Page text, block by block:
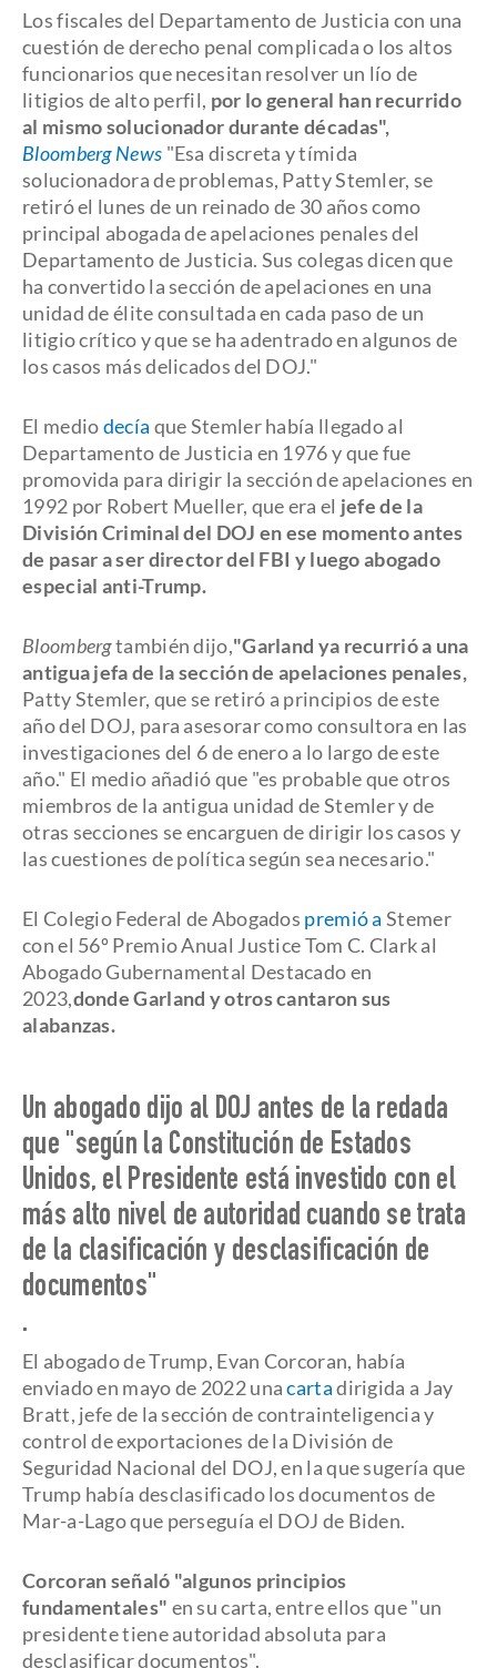
Los fiscales del Departamento de Justicia con una
cuestión de derecho penal complicada o los altos
funcionarios que necesitan resolver un lío de
litigios de alto perfil, por lo general han recurrido
al mismo solucionador durante décadas",
Bloomberg News "Esa discreta y tímida
solucionadora de problemas, Patty Stemler, se
retiró el lunes de un reinado de 30 años como
principal abogada de apelaciones penales del
Departamento de Justicia. Sus colegas dicen que
ha convertido la sección de apelaciones en una
unidad de élite consultada en cada paso de un
litigio crítico y que se ha adentrado en algunos de
los casos más delicados del DOJ."
El mediodecía que Stemler había llegado al
Departamento de Justicia en 1976 y que fue
promovida para dirigir la sección de apelaciones en
1992 por Robert Mueller, que era el jefe de la
División Criminal del DOJ en ese momento antes
de pasar a ser director del FBI y luego abogado
especial anti-Trump.
Bloombergtambién dijo,"Garland ya recurrió a una
antigua jefa de la sección de apelaciones penales,
Patty Stemler, que se retiró a principios de este
año del DOJ, para asesorar como consultora en las
investigaciones del 6 de enero a lo largo de este
año." El medio añadió que "es probable que otros
miembros de la antigua unidad de Stemler y de
otras secciones se encarguen de dirigir los casos y
las cuestiones de política según sea necesario."
El Colegio Federal de Abogados premió aStemer
con el 56º Premio Anual Justice Tom C. Clark al
Abogado Gubernamental Destacado en
2023,donde Garland y otros cantaron sus
alabanzas.
Un abogado dijo al DOJ antes de la redada
que "según la Constitución de Estados
Unidos, el Presidente está investido con el
más alto nivel de autoridad cuando se trata
de la clasificación y desclasificación de
documentos"
.
El abogado de Trump, Evan Corcoran, había
enviado en mayo de 2022 unacartadirigida a Jay
Bratt, jefe de la sección de contrainteligencia y
control de exportaciones de la División de
Seguridad Nacional del DOJ, en la que sugería que
Trump había desclasificado los documentos de
Mar-a-Lago que perseguía el DOJ de Biden.
Corcoran señaló "algunos principios
fundamentales" en su carta, entre ellos que "un
presidente tiene autoridad absoluta para
desclasificar documentos".